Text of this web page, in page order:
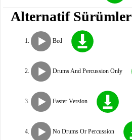
Alternatif Sürümler
Bed
Drums And Percussion Only
Faster Version
No Drums Or Percussion